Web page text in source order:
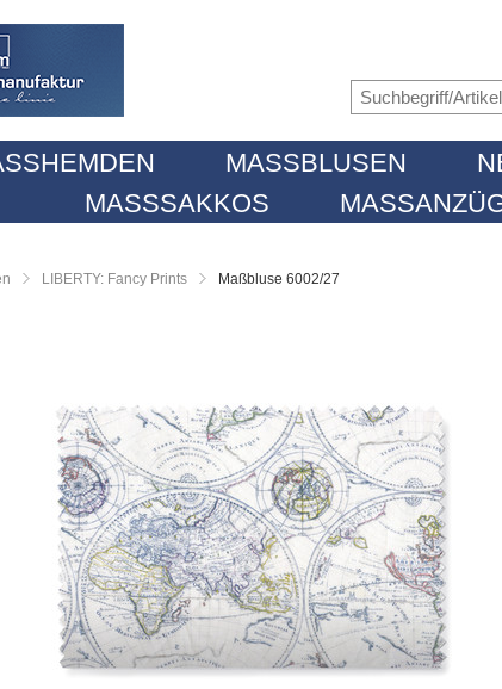
MASSBLUSEN
MASSSAKKOS
LIBERTY: Fancy Prints Maßbluse 6002/27